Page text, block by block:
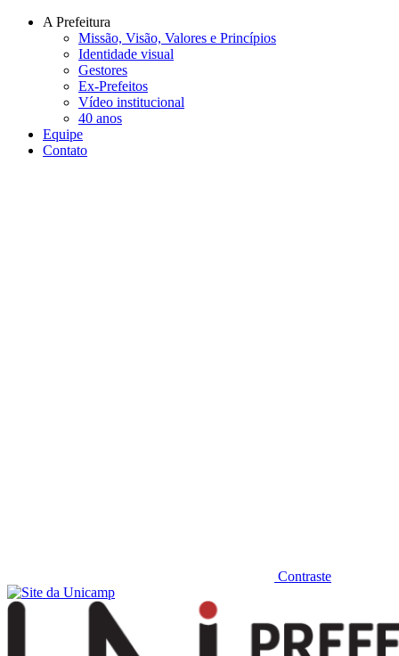
Conteúdo principal
A Prefeitura
Missão, Visão, Valores e Princípios
Identidade visual
Gestores
Ex-Prefeitos
Vídeo institucional
40 anos
Equipe
Contato
Contraste